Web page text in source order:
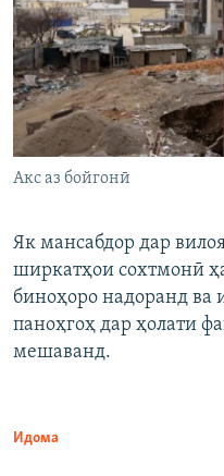
Акс аз бойгонӣ
Як мансабдор дар
ширкатҳои сохтмонӣ
биноҳоро надоранд
паноҳгоҳ дар ҳолати
мешаванд.
Идома